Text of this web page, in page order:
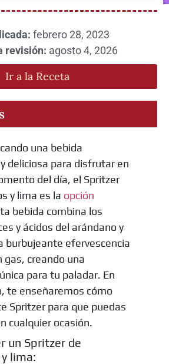
febrero 28, 2023
revisión: agosto 4, 2026
Ir a la Receta
una bebida
deliciosa para disfrutar en
del día, el Spritzer
y lima es la opción
bebida combina los
y ácidos del arándano y
burbujeante efervescencia
gas, creando una
para tu paladar. En
te enseñaremos cómo
Spritzer para que puedas
cualquier ocasión.
un Spritzer de
lima: